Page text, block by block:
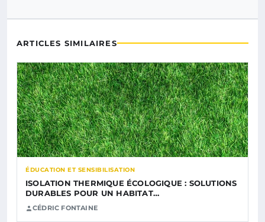
ARTICLES SIMILAIRES
ÉDUCATION ET SENSIBILISATION
ISOLATION THERMIQUE ÉCOLOGIQUE : SOLUTIONS
DURABLES POUR UN HABITAT…
CÉDRIC FONTAINE